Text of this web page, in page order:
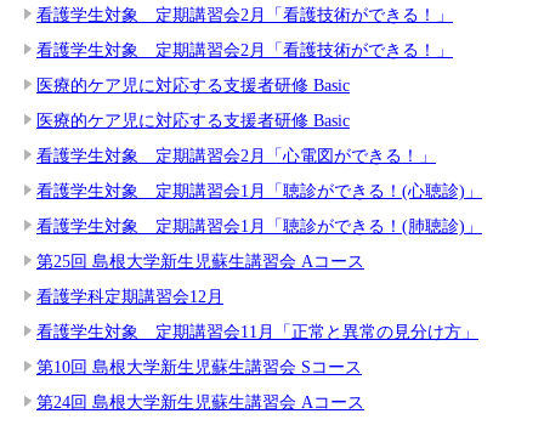
看護学生対象 定期講習会2月「看護技術ができる！」
看護学生対象 定期講習会2月「看護技術ができる！」
医療的ケア児に対応する支援者研修 Basic
医療的ケア児に対応する支援者研修 Basic
看護学生対象 定期講習会2月「心電図ができる！」
看護学生対象 定期講習会1月「聴診ができる！(心聴診)」
看護学生対象 定期講習会1月「聴診ができる！(肺聴診)」
第25回 島根大学新生児蘇生講習会 Aコース
看護学科定期講習会12月
看護学生対象 定期講習会11月「正常と異常の見分け方」
第10回 島根大学新生児蘇生講習会 Sコース
第24回 島根大学新生児蘇生講習会 Aコース